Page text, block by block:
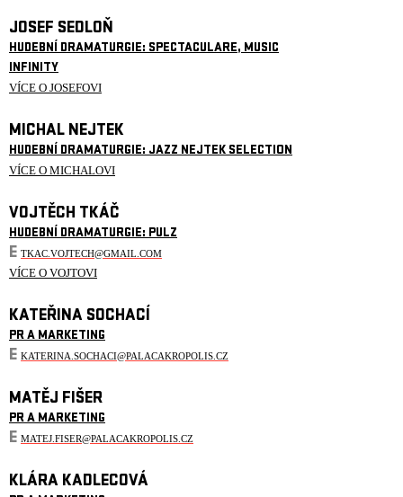
JOSEF SEDLOŇ
HUDEBNÍ DRAMATURGIE: SPECTACULARE, MUSIC
INFINITY
VÍCE O JOSEFOVI
MICHAL NEJTEK
HUDEBNÍ DRAMATURGIE: JAZZ NEJTEK SELECTION
VÍCE O MICHALOVI
VOJTĚCH TKÁČ
HUDEBNÍ DRAMATURGIE: PULZ
E TKAC.VOJTECH@GMAIL.COM
VÍCE O VOJTOVI
KATEŘINA SOCHACÍ
PR A MARKETING
E KATERINA.SOCHACI@PALACAKROPOLIS.CZ
MATĚJ FIŠER
PR A MARKETING
E MATEJ.FISER@PALACAKROPOLIS.CZ
KLÁRA KADLECOVÁ